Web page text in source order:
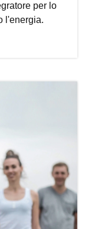
per lo
l'energia.